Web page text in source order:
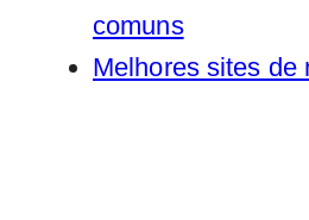
comuns
Melhores sites de